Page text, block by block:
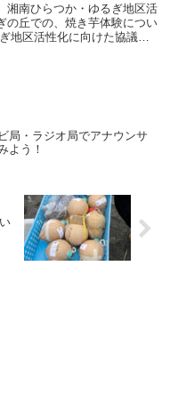
湘南ひらつか・ゆるぎ地区活
の丘での、焼き芋体験につい
地区活性化に向けた協議会
局・ラジオ局でアナウンサ
よう！